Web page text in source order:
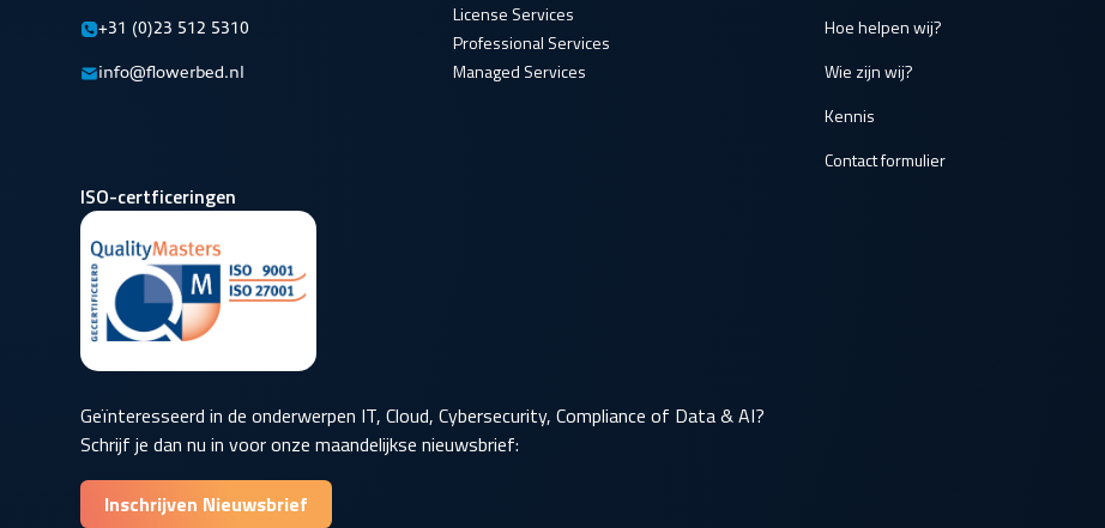
+31 (0)23 512 5310
info@flowerbed.nl
License Services
Professional Services
Managed Services
Hoe helpen wij?
Wie zijn wij?
Kennis
Contact formulier
ISO-certficeringen
Geïnteresseerd in de onderwerpen IT, Cloud, Cybersecurity, Compliance of Data & AI?
Schrijf je dan nu in voor onze maandelijkse nieuwsbrief:
Inschrijven Nieuwsbrief